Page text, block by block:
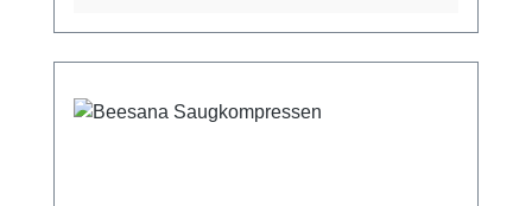
Askina Mullkompressen online bei uns und